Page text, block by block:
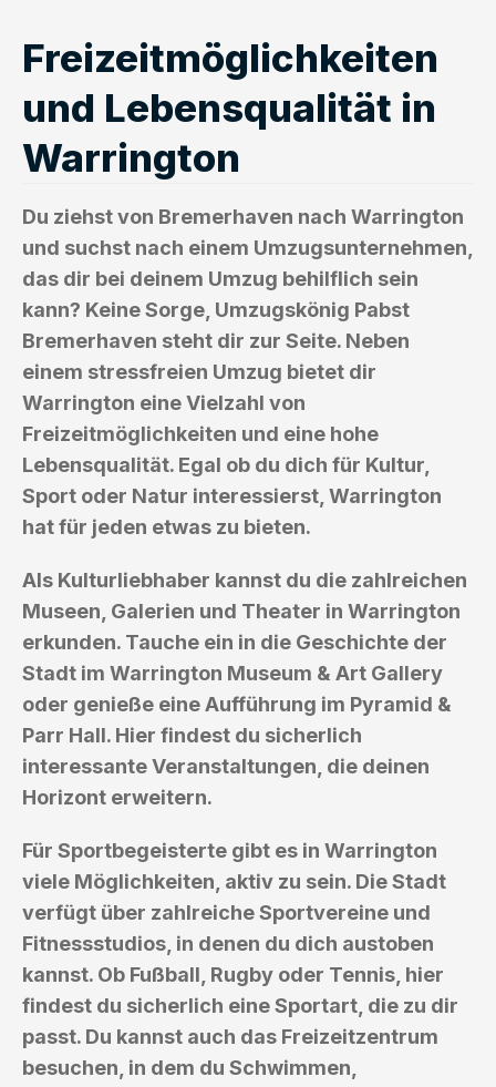
Freizeitmöglichkeiten
und Lebensqualität in
Warrington
Du ziehst von Bremerhaven nach Warrington
und suchst nach einem Umzugsunternehmen,
das dir bei deinem Umzug behilflich sein
kann? Keine Sorge, Umzugskönig Pabst
Bremerhaven steht dir zur Seite. Neben
einem stressfreien Umzug bietet dir
Warrington eine Vielzahl von
Freizeitmöglichkeiten und eine hohe
Lebensqualität. Egal ob du dich für Kultur,
Sport oder Natur interessierst, Warrington
hat für jeden etwas zu bieten.
Als Kulturliebhaber kannst du die zahlreichen
Museen, Galerien und Theater in Warrington
erkunden. Tauche ein in die Geschichte der
Stadt im Warrington Museum & Art Gallery
oder genieße eine Aufführung im Pyramid &
Parr Hall. Hier findest du sicherlich
interessante Veranstaltungen, die deinen
Horizont erweitern.
Für Sportbegeisterte gibt es in Warrington
viele Möglichkeiten, aktiv zu sein. Die Stadt
verfügt über zahlreiche Sportvereine und
Fitnessstudios, in denen du dich austoben
kannst. Ob Fußball, Rugby oder Tennis, hier
findest du sicherlich eine Sportart, die zu dir
passt. Du kannst auch das Freizeitzentrum
besuchen, in dem du Schwimmen,